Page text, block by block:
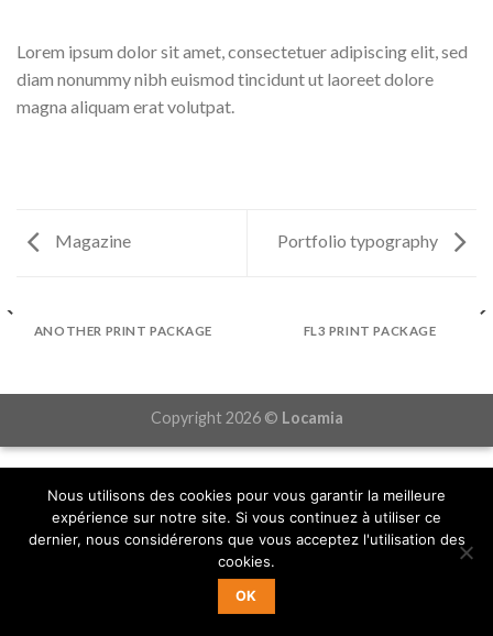
Lorem ipsum dolor sit amet, consectetuer adipiscing elit, sed
diam nonummy nibh euismod tincidunt ut laoreet dolore
magna aliquam erat volutpat.
Magazine Portfolio typography
ANOTHER PRINT PACKAGE FL3 PRINT PACKAGE
Copyright 2026 © Locamia
Nous utilisons des cookies pour vous garantir la meilleure
expérience sur notre site. Si vous continuez à utiliser ce
dernier, nous considérerons que vous acceptez l'utilisation des
cookies.
OK